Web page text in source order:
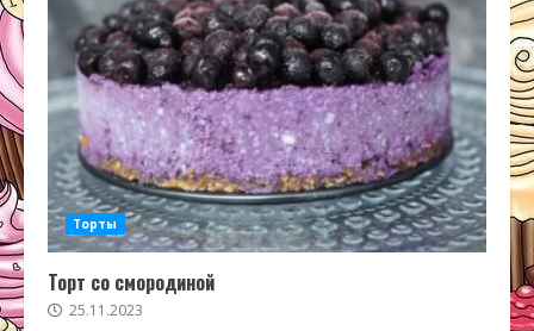
Торты
Торт со смородиной
25.11.2023